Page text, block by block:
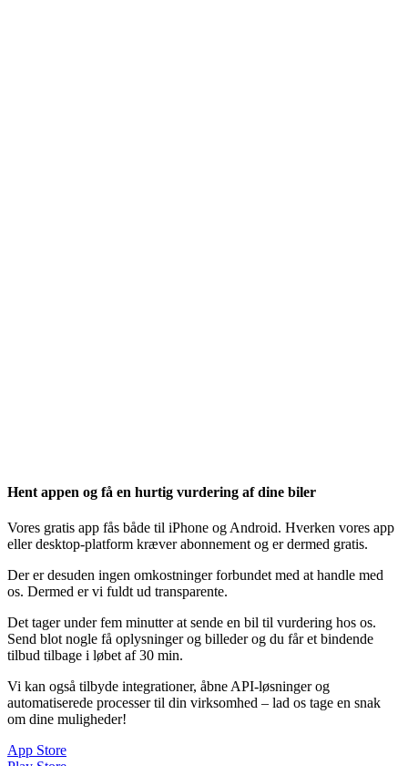
Hent appen og få en hurtig vurdering af dine biler
Vores gratis app fås både til iPhone og Android. Hverken vores app
eller desktop-platform kræver abonnement og er dermed gratis.
Der er desuden ingen omkostninger forbundet med at handle med
os. Dermed er vi fuldt ud transparente.
Det tager under fem minutter at sende en bil til vurdering hos os.
Send blot nogle få oplysninger og billeder og du får et bindende
tilbud tilbage i løbet af 30 min.
Vi kan også tilbyde integrationer, åbne API-løsninger og
automatiserede processer til din virksomhed – lad os tage en snak
om dine muligheder!
App Store